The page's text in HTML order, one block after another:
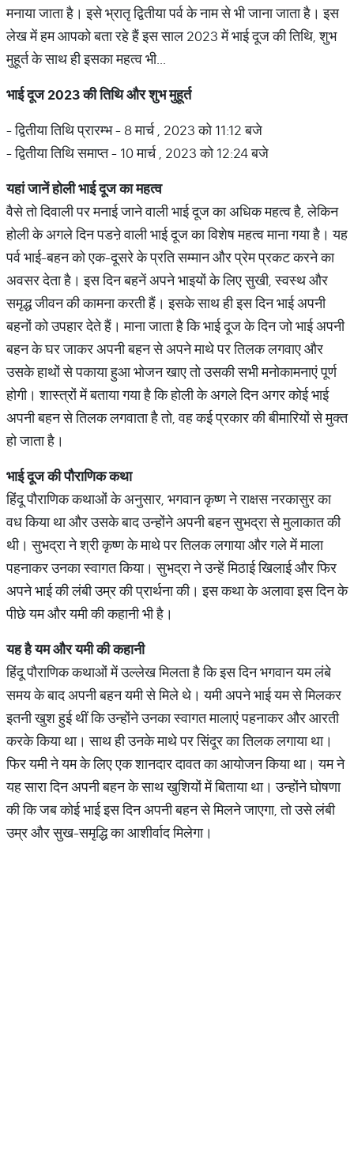
मनाया जाता है। इसे भ्रातृ द्वितीया पर्व के नाम से भी जाना जाता है। इस
लेख में हम आपको बता रहे हैं इस साल 2023 में भाई दूज की तिथि, शुभ
मुहूर्त के साथ ही इसका महत्व भी...
भाईदूज2023कीतिथिऔरशुभमुहूर्त
- द्वितीया तिथि प्रारम्भ - 8 मार्च , 2023 को 11:12 बजे
- द्वितीया तिथि समाप्त - 10 मार्च , 2023 को 12:24 बजे
यहांजानेंहोलीभाईदूजकामहत्व
वैसे तो दिवाली पर मनाई जाने वाली भाई दूज का अधिक महत्व है, लेकिन
होली के अगले दिन पडऩे वाली भाई दूज का विशेष महत्व माना गया है। यह
पर्व भाई-बहन को एक-दूसरे के प्रति सम्मान और प्रेम प्रकट करने का
अवसर देता है। इस दिन बहनें अपने भाइयों के लिए सुखी, स्वस्थ और
समृद्ध जीवन की कामना करती हैं। इसके साथ ही इस दिन भाई अपनी
बहनों को उपहार देते हैं। माना जाता है कि भाई दूज के दिन जो भाई अपनी
बहन के घर जाकर अपनी बहन से अपने माथे पर तिलक लगवाए और
उसके हाथों से पकाया हुआ भोजन खाए तो उसकी सभी मनोकामनाएं पूर्ण
होगी। शास्त्रों में बताया गया है कि होली के अगले दिन अगर कोई भाई
अपनी बहन से तिलक लगवाता है तो, वह कई प्रकार की बीमारियों से मुक्त
हो जाता है।
भाईदूजकीपौराणिककथा
हिंदू पौराणिक कथाओं के अनुसार, भगवान कृष्ण ने राक्षस नरकासुर का
वध किया था और उसके बाद उन्होंने अपनी बहन सुभद्रा से मुलाकात की
थी। सुभद्रा ने श्री कृष्ण के माथे पर तिलक लगाया और गले में माला
पहनाकर उनका स्वागत किया। सुभद्रा ने उन्हें मिठाई खिलाई और फिर
अपने भाई की लंबी उम्र की प्रार्थना की। इस कथा के अलावा इस दिन के
पीछे यम और यमी की कहानी भी है।
यहहैयमऔरयमीकीकहानी
हिंदू पौराणिक कथाओं में उल्लेख मिलता है कि इस दिन भगवान यम लंबे
समय के बाद अपनी बहन यमी से मिले थे। यमी अपने भाई यम से मिलकर
इतनी खुश हुई थीं कि उन्होंने उनका स्वागत मालाएं पहनाकर और आरती
करके किया था। साथ ही उनके माथे पर सिंदूर का तिलक लगाया था।
फिर यमी ने यम के लिए एक शानदार दावत का आयोजन किया था। यम ने
यह सारा दिन अपनी बहन के साथ खुशियों में बिताया था। उन्होंने घोषणा
की कि जब कोई भाई इस दिन अपनी बहन से मिलने जाएगा, तो उसे लंबी
उम्र और सुख-समृद्धि का आशीर्वाद मिलेगा।